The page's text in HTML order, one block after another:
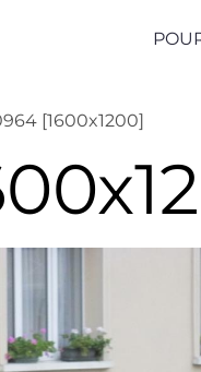
[1600x1200]